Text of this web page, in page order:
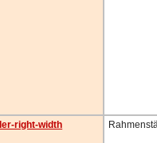
right-width